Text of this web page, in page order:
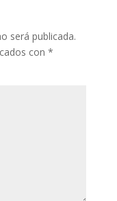
será publicada.
con *